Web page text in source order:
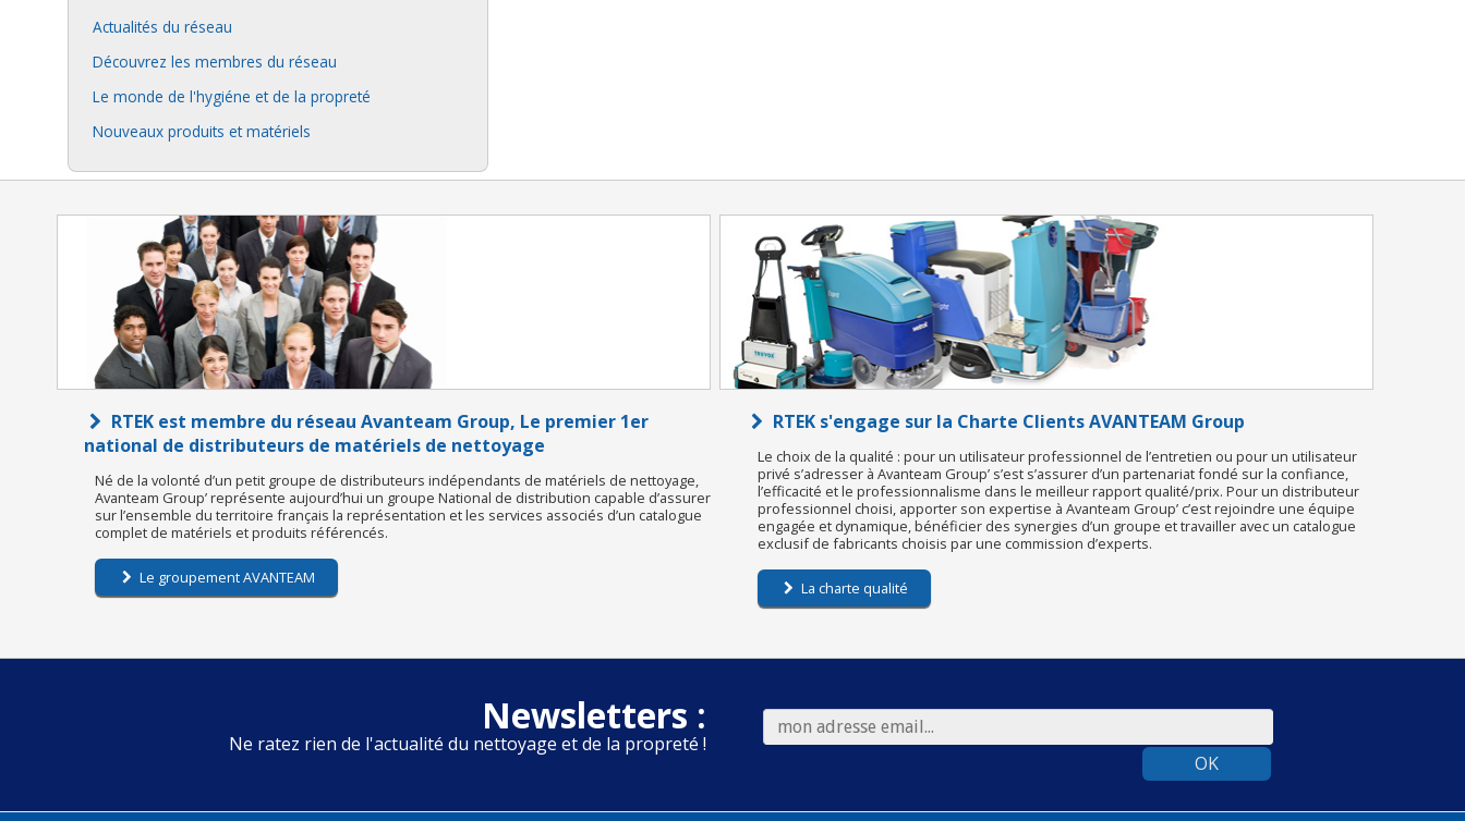
Actualités du réseau
Découvrez les membres du réseau
Le monde de l'hygiéne et de la propreté
Nouveaux produits et matériels
RTEK est membre du réseau Avanteam Group, Le premier 1er
national de distributeurs de matériels de nettoyage
Né de la volonté d’un petit groupe de distributeurs indépendants de matériels de nettoyage,
Avanteam Group’ représente aujourd’hui un groupe National de distribution capable d’assurer
sur l’ensemble du territoire français la représentation et les services associés d’un catalogue
complet de matériels et produits référencés.
Le groupement AVANTEAM
RTEK s'engage sur la Charte Clients AVANTEAM Group
Le choix de la qualité : pour un utilisateur professionnel de l’entretien ou pour un utilisateur
privé s’adresser à Avanteam Group’ s’est s’assurer d’un partenariat fondé sur la confiance,
l’efficacité et le professionnalisme dans le meilleur rapport qualité/prix. Pour un distributeur
professionnel choisi, apporter son expertise à Avanteam Group’ c’est rejoindre une équipe
engagée et dynamique, bénéficier des synergies d’un groupe et travailler avec un catalogue
exclusif de fabricants choisis par une commission d’experts.
La charte qualité
Newsletters :
Ne ratez rien de l'actualité du nettoyage et de la propreté !
OK